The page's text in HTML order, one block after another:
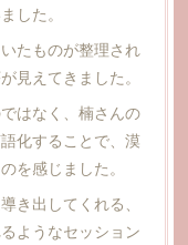
した。
たものが整理され
見えてきました。
はなく、楠さんの
化することで、漠
を感じました。
き出してくれる、
ようなセッション